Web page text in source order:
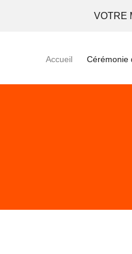
VOTRE
Accueil Cérémonie